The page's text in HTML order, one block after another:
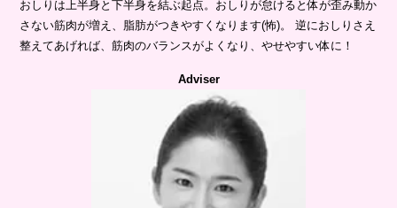
おしりは上半身と下半身を結ぶ起点。おしりが怠けると体が歪み動か
さない筋肉が増え、脂肪がつきやすくなります(怖)。 逆におしりさえ
整えてあげれば、筋肉のバランスがよくなり、やせやすい体に！
Adviser